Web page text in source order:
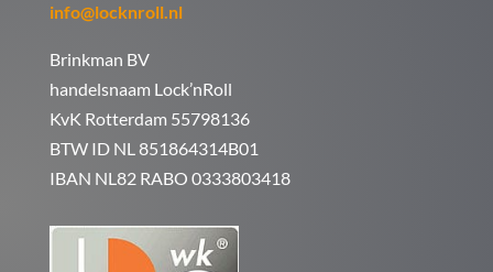
info@locknroll.nl
Brinkman BV
handelsnaam Lock’nRoll
KvK Rotterdam 55798136
BTW ID NL 851864314B01
IBAN NL82 RABO 0333803418